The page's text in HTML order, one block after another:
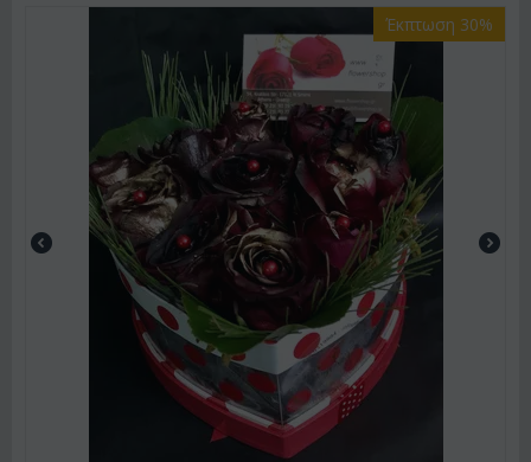
Έκπτωση 30%